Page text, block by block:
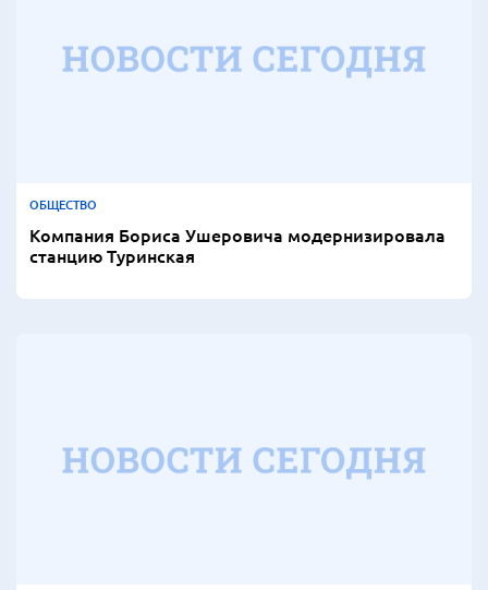
ОБЩЕСТВО
Компания Бориса Ушеровича модернизировала
станцию Туринская